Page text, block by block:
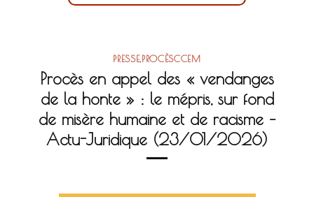
PRESSE,PROCÈSCCEM
Procès en appel des « vendanges
de la honte » : le mépris, sur fond
de misère humaine et de racisme –
Actu-Juridique (23/01/2026)